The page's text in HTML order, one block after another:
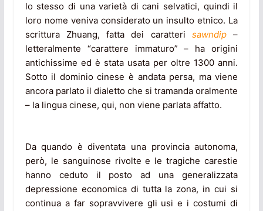
lo stesso di una varietà di cani selvatici, quindi il
loro nome veniva considerato un insulto etnico. La
scrittura Zhuang, fatta dei caratterisawndip –
letteralmente “carattere immaturo” – ha origini
antichissime ed è stata usata per oltre 1300 anni.
Sotto il dominio cinese è andata persa, ma viene
ancora parlato il dialetto che si tramanda oralmente
– la lingua cinese, qui, non viene parlata affatto.
Da quando è diventata una provincia autonoma,
però, le sanguinose rivolte e le tragiche carestie
hanno ceduto il posto ad una generalizzata
depressione economica di tutta la zona, in cui si
continua a far sopravvivere gli usi e i costumi di